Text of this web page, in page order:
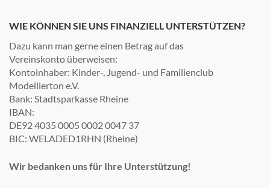
WIE KÖNNEN SIE UNS FINANZIELL UNTERSTÜTZEN?
Dazu kann man gerne einen Betrag auf das
Vereinskonto überweisen:
Kontoinhaber: Kinder-, Jugend- und Familienclub
Modellierton e.V.
Bank: Stadtsparkasse Rheine
IBAN:
DE92 4035 0005 0002 0047 37
BIC: WELADED1RHN (Rheine)
Wir bedanken uns für Ihre Unterstützung!